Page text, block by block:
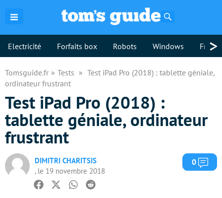
Electricité Forfaits box Robots Windows >
Tomsguide.fr Tests
Test iPad Pro (2018) : tablette géniale,
ordinateur frustrant
Test iPad Pro (2018) :
tablette géniale, ordinateur
frustrant
DIMITRI CHARITSIS
, le 19 novembre 2018
0
Facebook
TwitterWhatsapp
Reddit